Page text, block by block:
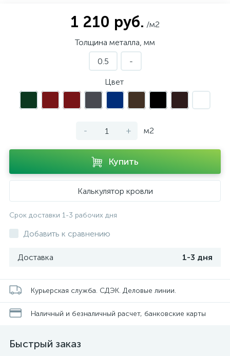
1 210 руб. /м2
Толщина металла, мм
0.5
-
Цвет
- + м2
Купить
Калькулятор кровли
Срок доставки 1-3 рабочих дня
Добавить к сравнению
Доставка 1-3 дня
Курьерская служба. СДЭК. Деловые линии.
Наличный и безналичный расчет, банковские карты
Быстрый заказ